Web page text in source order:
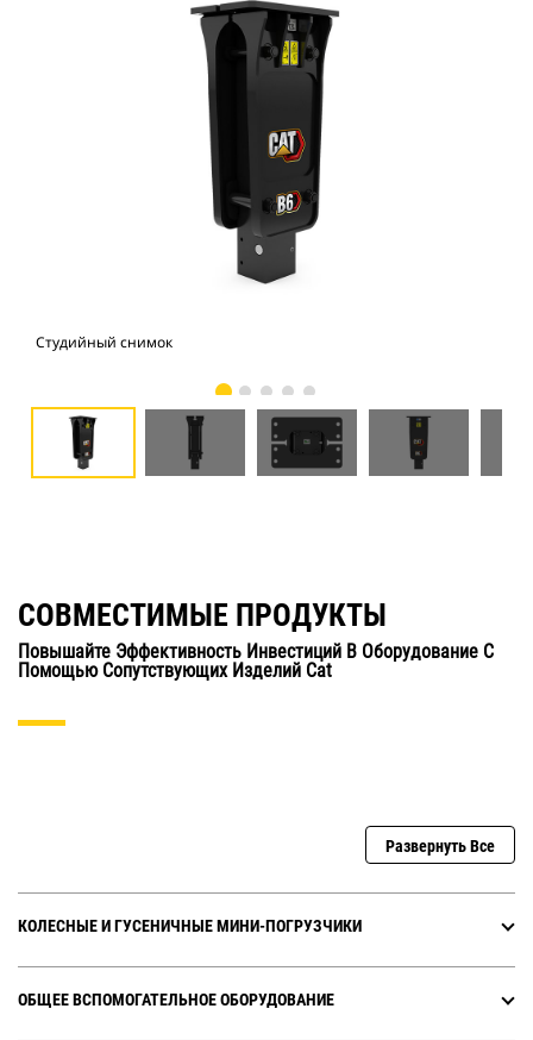
Студийный снимок
СОВМЕСТИМЫЕ ПРОДУКТЫ
Повышайте Эффективность Инвестиций В Оборудование С
Помощью Сопутствующих Изделий Cat
Развернуть Все
КОЛЕСНЫЕ И ГУСЕНИЧНЫЕ МИНИ-ПОГРУЗЧИКИ
ОБЩЕЕ ВСПОМОГАТЕЛЬНОЕ ОБОРУДОВАНИЕ